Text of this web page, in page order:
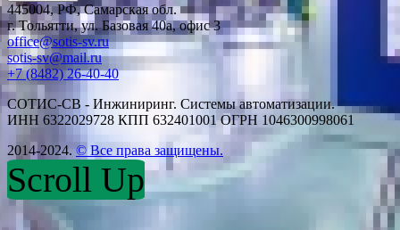
445004, РФ, Самарская обл.
г. Тольятти, ул. Базовая 40а, офис 3
office@sotis-sv.ru
sotis-sv@mail.ru
+7 (8482) 26-40-40
СОТИС-СВ - Инжиниринг. Системы автоматизации.
ИНН 6322029728 КПП 632401001 ОГРН 1046300998061
2014-2024. © Все права защищены.
Scroll Up